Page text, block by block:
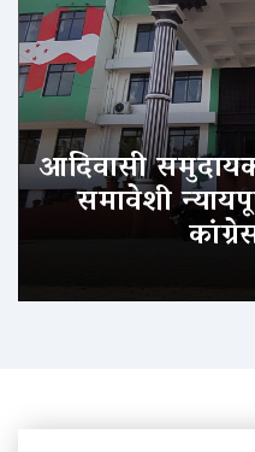
आदिवासी
समावेशी